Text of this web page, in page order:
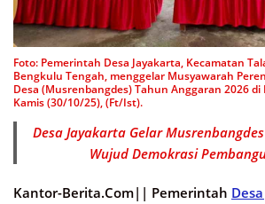
Foto: Pemerintah Desa Jayakarta, Kecamatan
Bengkulu Tengah, menggelar Musyawarah
Desa (Musrenbangdes) Tahun Anggaran 2026 di
Kamis (30/10/25), (Ft/Ist).
Desa Jayakarta Gelar
Wujud Demokrasi
Kantor-Berita.Com|| Pemerintah